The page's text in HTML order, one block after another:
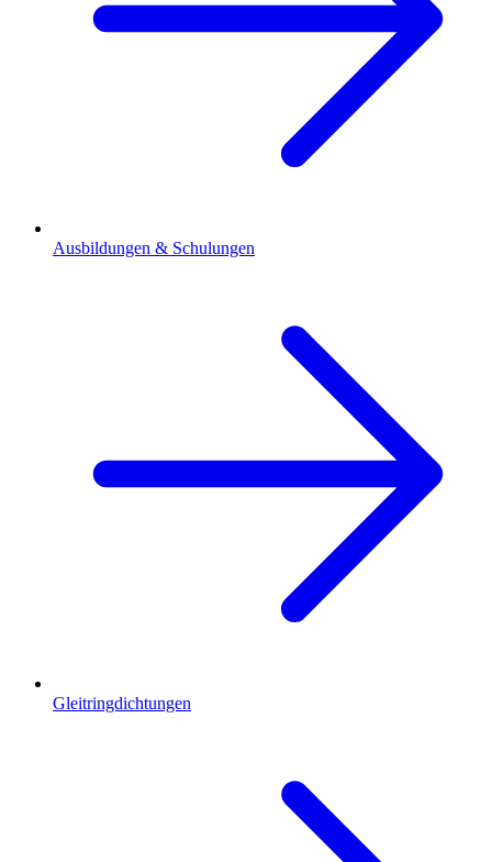
Ausbildungen & Schulungen
Gleitringdichtungen